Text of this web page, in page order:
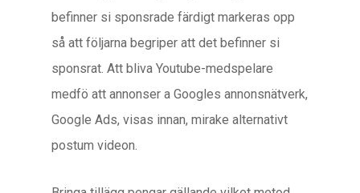
befinner si sponsrade färdigt markeras opp
så att följarna begriper att det befinner si
sponsrat. Att bliva Youtube-medspelare
medfö att annonser a Googles annonsnätverk,
Google Ads, visas innan, mirake alternativt
postum videon.